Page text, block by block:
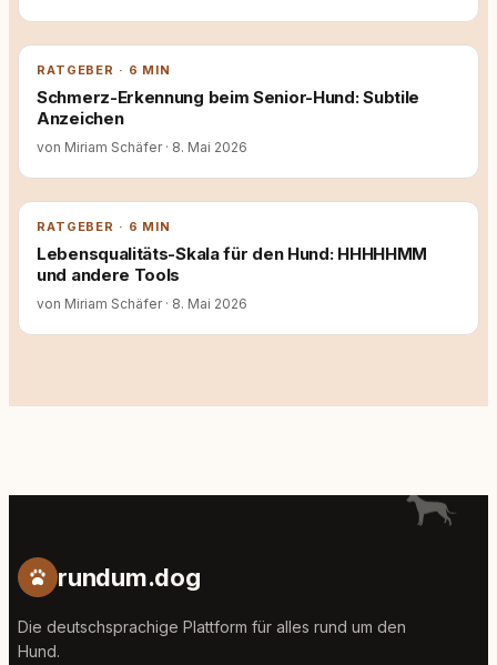
RATGEBER · 6 MIN
Schmerz-Erkennung beim Senior-Hund: Subtile
Anzeichen
von Miriam Schäfer · 8. Mai 2026
RATGEBER · 6 MIN
Lebensqualitäts-Skala für den Hund: HHHHHMM
und andere Tools
von Miriam Schäfer · 8. Mai 2026
rundum.dog
Die deutschsprachige Plattform für alles rund um den
Hund.